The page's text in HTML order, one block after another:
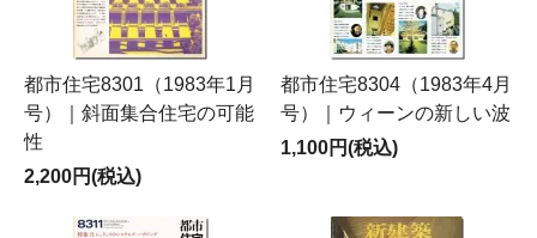
都市住宅8301（1983年1月
号）｜斜面集合住宅の可能
性
2,200円(税込)
都市住宅8304（1983年4月
号）｜ウィーンの新しい波
1,100円(税込)